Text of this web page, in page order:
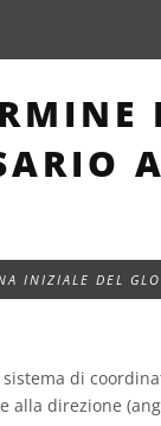
INIZIALE DEL
di
alla direzione